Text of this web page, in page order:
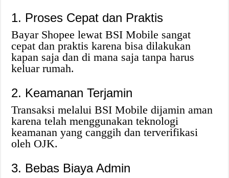
1. Proses Cepat dan Praktis
Bayar Shopee lewat BSI Mobile sangat
cepat dan praktis karena bisa dilakukan
kapan saja dan di mana saja tanpa harus
keluar rumah.
2. Keamanan Terjamin
Transaksi melalui BSI Mobile dijamin aman
karena telah menggunakan teknologi
keamanan yang canggih dan terverifikasi
oleh OJK.
3. Bebas Biaya Admin